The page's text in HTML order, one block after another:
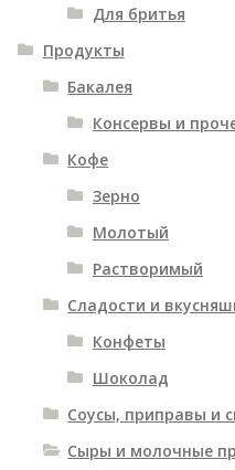
Для бритья
Продукты
Бакалея
Консервы и
Кофе
Зерно
Молотый
Растворимый
Сладости и
Конфеты
Шоколад
Соусы, приправы и
Сыры и молочные